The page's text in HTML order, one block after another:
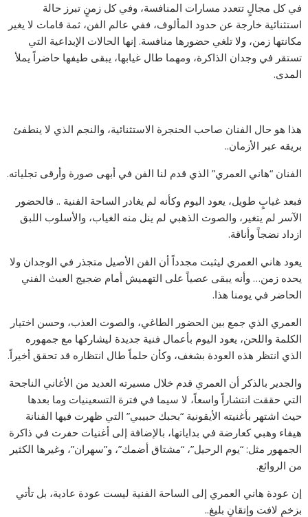
في كل مجالٍ تتعدد مسارات المنافسة، وفي كل زمنٍ تبرز حالة
استثنائية خارجة عن حدود المألوف، ففي عالم الفن، ثمة قامات لا يغير
مكانتها زمن، ولا تلغي حضورها منافسة. إنها الحالات الإبداعية التي
تستقر في وجدان الذاكرة، ومهما طال غيابها، يبقى طيفها حاضراً يملأ
المدى.
هذا هو حال الفنان صاحب الحنجرة الاستثنائية، والنجم الذي لا ينطفئ
بريقه عبر الأزمان..
الفنان “هاني العمري” الذي قدم لنا الفن في أبهى صورة وأرقى تجلياته.
فبعد غيابٍ طويل، يعود اليوم وكأنه لم يغادر الساحة الفنية .. فالحضور
الآسر لم يتغير، والصوت الذهبي لم ينل منه الغياب، والأسلوب اللبق
ازداد نضجاً وأناقة.
يعود هاني العمري ليثبت مجدداً أن الفن الأصيل متجذر في الوجدان ولا
يحده زمن… وأنه يبقى عصياً على التهميش أمام ضجيج العبث الفني
الحاضر في يومنا هذا.
العمري الذي جمع بين الحضور الطاغي، والصوت العذب، وحسن اختيار
الكلمة واللحن، يعود اليوم بأعمال فنية جديدة ليشاركها مع جمهوره
الذي انتظر هذه العودة بشغف، وكأن حلماً طال انتظاره قد تحقق أخيراً.
والجدير بالذكر أن العمري قدم خلال مسيرته العديد من الأغاني الناجحة
التي حققت انتشاراً واسعاً، لا سيما في فترة التسعينيات وما بعدها
حيث اشتهر بأغنيته الأيقونية “بحبك حبيبي” التي ظهرت فيها الفنانة
هيفاء وهبي كعارضة في بداياتها، بالإضافة إلى أغنيات حفرت في ذاكرة
الجمهور مثل: “يوم الرحيل”، “مشتاق أضمك”، و”سهران”، وغيرها الكثير
من الروائع.
إن عودة هاني العمري إلى الساحة الفنية ليست عودة عادية، بل تأتي
بزخمٍ لافت وإتقانٍ بليغ..